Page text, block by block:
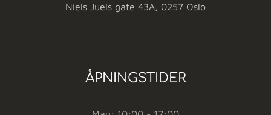
Niels Juels gate 43A, 0257 Oslo
ÅPNINGSTIDER